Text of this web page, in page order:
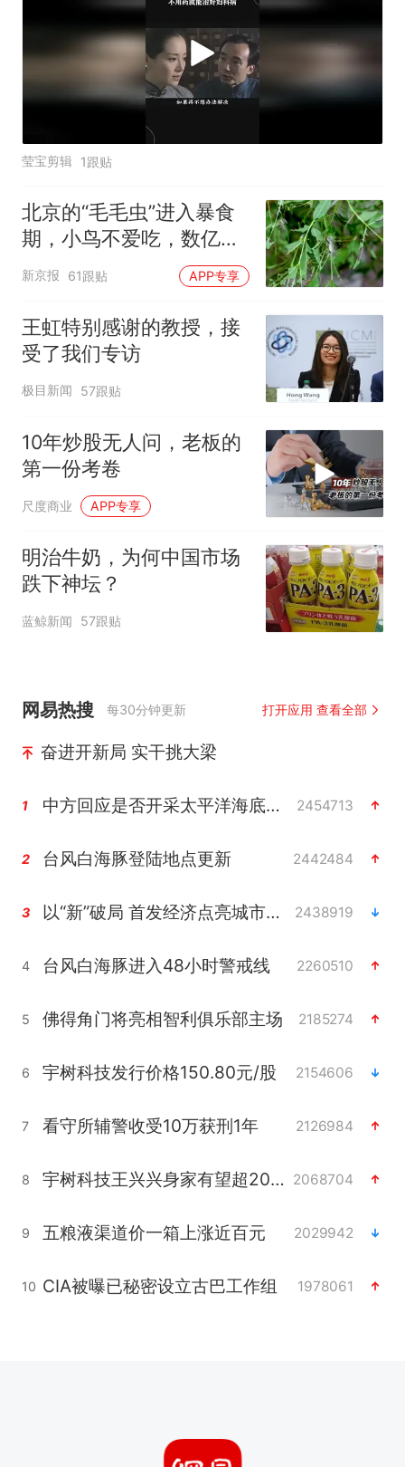
莹宝剪辑 1跟贴
北京的“毛毛虫”进入暴食
期，小鸟不爱吃，数亿头
小蜂迎战
新京报 61跟贴 APP专享
王虹特别感谢的教授，接
受了我们专访
极目新闻 57跟贴
10年炒股无人问，老板的
第一份考卷
尺度商业 APP专享
明治牛奶，为何中国市场
跌下神坛？
蓝鲸新闻 57跟贴
网易热搜 每30分钟更新 打开应用 查看全部
奋进开新局 实干挑大梁
1 中方回应是否开采太平洋海底稀土资源 2454713
2 台风白海豚登陆地点更新 2442484
3 以“新”破局 首发经济点亮城市消费活力 2438919
4 台风白海豚进入48小时警戒线 2260510
5 佛得角门将亮相智利俱乐部主场 2185274
6 宇树科技发行价格150.80元/股 2154606
7 看守所辅警收受10万获刑1年 2126984
8 宇树科技王兴兴身家有望超200亿元 2068704
9 五粮液渠道价一箱上涨近百元 2029942
10 CIA被曝已秘密设立古巴工作组 1978061